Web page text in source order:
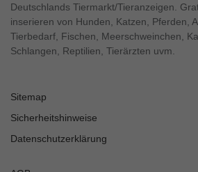
Deutschlands Tiermarkt/Tieranzeigen.
inserieren von Hunden, Katzen, Pferden,
Tierbedarf, Fischen, Meerschweinchen,
Schlangen, Reptilien, Tierärzten uvm.
Sitemap
Sicherheitshinweise
Datenschutzerklärung